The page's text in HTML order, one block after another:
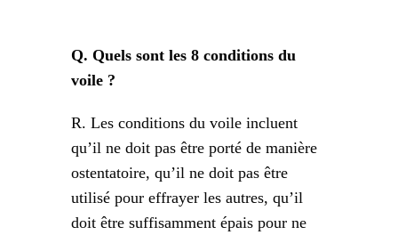
Q. Quels sont les 8 conditions du
voile ?
R. Les conditions du voile incluent
qu’il ne doit pas être porté de manière
ostentatoire, qu’il ne doit pas être
utilisé pour effrayer les autres, qu’il
doit être suffisamment épais pour ne